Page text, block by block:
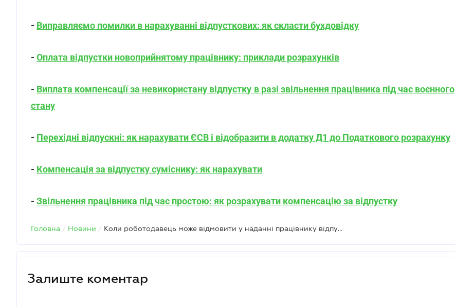
- Виправляємо помилки в нарахуванні відпусткових: як скласти бухдовідку
- Оплата відпустки новоприйнятому працівнику: приклади розрахунків
- Виплата компенсації за невикористану відпустку в разі звільнення працівника під час воєнного
стану
- Перехідні відпускні: як нарахувати ЄСВ і відобразити в додатку Д1 до Податкового розрахунку
- Компенсація за відпустку суміснику: як нарахувати
- Звільнення працівника під час простою: як розрахувати компенсацію за відпустку
Головна / Новини / Коли роботодавець може відмовити у наданні працівнику відпустки – Держпраці
Залиште коментар